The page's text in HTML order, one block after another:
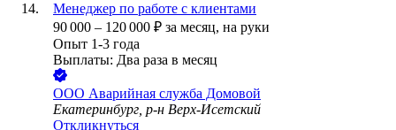
Менеджер по работе с клиентами
90 000 – 120 000 ₽ за месяц, на руки
Опыт 1-3 года
Выплаты: Два раза в месяц
ООО Аварийная служба Домовой
Екатеринбург, р-н Верх-Исетский
Откликнуться